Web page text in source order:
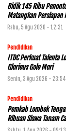
Bidik 145 Ribu
Matangkan Persiapan
Rabu, 5 Agu 2026 - 12:31
Pendidikan
ITDC Perkuat Talenta
Glorious Golo Mori
Senin, 3 Agu 2026 - 23:54
Pendidikan
Pemkab Lombok
Ribuan Siswa Tanam